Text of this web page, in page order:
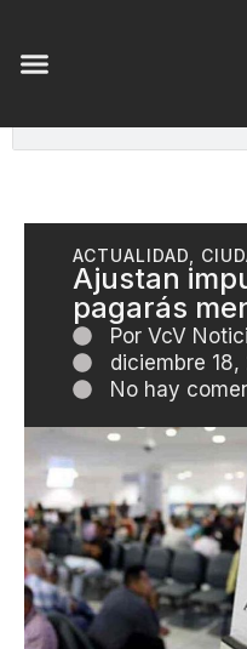
ACTUALIDAD
Ajustan
pagarás
Por VcV
diciembre 18,
No hay